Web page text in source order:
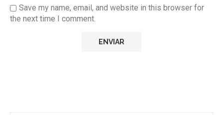
Save my name, email, and website in this browser for
the next time I comment.